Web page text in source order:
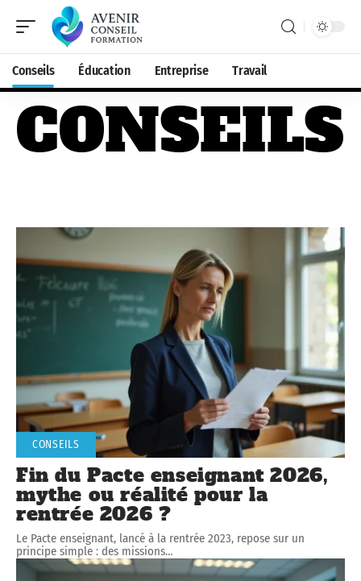
Conseils Éducation Entreprise Travail
CONSEILS
CONSEILS
Fin du Pacte enseignant 2026,
mythe ou réalité pour la
rentrée 2026 ?
Le Pacte enseignant, lancé à la rentrée 2023, repose sur un
principe simple : des missions…